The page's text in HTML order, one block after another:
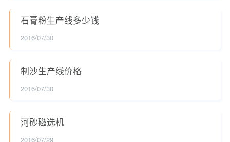
石膏粉生产线多少钱
2016/07/30
制沙生产线价格
2016/07/30
河砂磁选机
2016/07/29